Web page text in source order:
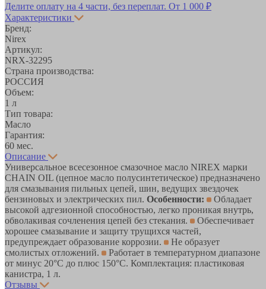
Делите оплату на 4 части, без переплат. От 1 000 ₽
Характеристики
Бренд:
Nirex
Артикул:
NRX-32295
Страна производства:
РОССИЯ
Объем:
1 л
Тип товара:
Масло
Гарантия:
60 мес.
Описание
Универсальное всесезонное смазочное масло NIREX марки
CHAIN OIL (цепное масло полусинтетическое) предназначено
для смазывания пильных цепей, шин, ведущих звездочек
бензиновых и электрических пил. Особенности:
Обладает
высокой адгезионной способностью, легко проникая внутрь,
обволакивая сочленения цепей без стекания.
Обеспечивает
хорошее смазывание и защиту трущихся частей,
предупреждает образование коррозии.
Не образует
смолистых отложений.
Работает в температурном диапазоне
от минус 20°C до плюс 150°C. Комплектация: пластиковая
канистра, 1 л.
Отзывы